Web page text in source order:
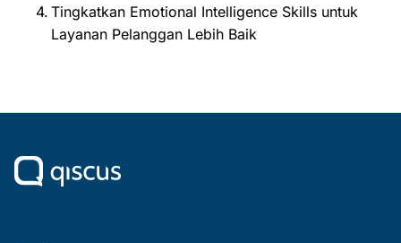
Tingkatkan Emotional Intelligence Skills untuk
Layanan Pelanggan Lebih Baik